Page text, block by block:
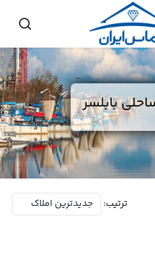
بابلسر
ترتیب: